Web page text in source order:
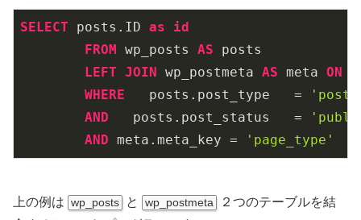
SELECT posts.ID as
id
FROM
wp_posts AS posts
LEFT JOIN wp_postmeta AS meta ON
WHERE
   posts.post_type   =
'post'
AND
   posts.post_status   =
AND meta.meta_key = 'page_type'
上の例は wp_posts と wp_postmeta
２つのテーブルを結